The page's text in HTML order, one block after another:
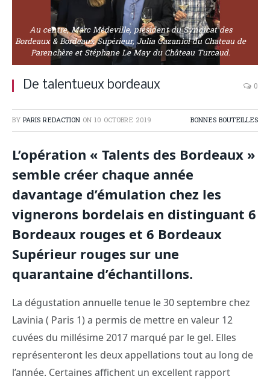
Au centre, Marc Médeville, président du Syndicat des
Bordeaux & Bordeaux Supérieur, Julia Gazaniol du Chateau de
Parenchère et Stéphane Le May du Château Turcaud.
De talentueux bordeaux 0
BY PARIS REDACTION ON 10 OCTOBRE 2019 BONNES BOUTEILLES
L’opération « Talents des Bordeaux »
semble créer chaque année
davantage d’émulation chez les
vignerons bordelais en distinguant 6
Bordeaux rouges et 6 Bordeaux
Supérieur rouges sur une
quarantaine d’échantillons.
La dégustation annuelle tenue le 30 septembre chez
Lavinia ( Paris 1) a permis de mettre en valeur 12
cuvées du millésime 2017 marqué par le gel. Elles
représenteront les deux appellations tout au long de
l’année. Certaines affichent un excellent rapport